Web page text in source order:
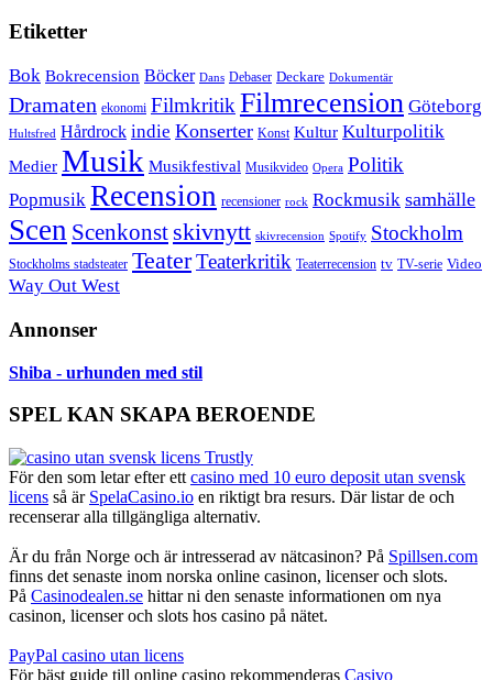
Etiketter
Bok Bokrecension Böcker Dans Debaser Deckare Dokumentär
Dramaten ekonomi Filmkritik Filmrecension Göteborg
Hultsfred Hårdrock indie Konserter Konst Kultur Kulturpolitik
Medier Musik Musikfestival Musikvideo Opera Politik
Popmusik Recension recensioner rock Rockmusik samhälle
Scen Scenkonst skivnytt skivrecension Spotify Stockholm
Stockholms stadsteater TeaterTeaterkritik Teaterrecension tv TV-serie Video
Way Out West
Annonser
Shiba - urhunden med stil
SPEL KAN SKAPA BEROENDE
För den som letar efter ett casino med 10 euro deposit utan svensk
licens så är SpelaCasino.io en riktigt bra resurs. Där listar de och
recenserar alla tillgängliga alternativ.
Är du från Norge och är intresserad av nätcasinon? På Spillsen.com
finns det senaste inom norska online casinon, licenser och slots.
På Casinodealen.se hittar ni den senaste informationen om nya
casinon, licenser och slots hos casino på nätet.
PayPal casino utan licens
För bäst guide till online casino rekommenderas Casivo